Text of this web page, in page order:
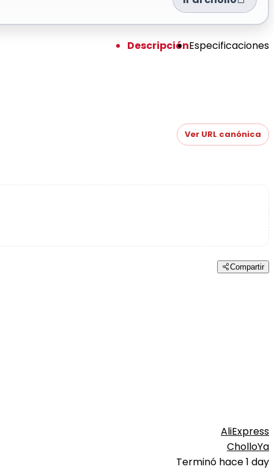
DescripciónEspecificaciones
Ver URL canónica
Compartir
AliExpress
CholloYa
Terminó hace 1 day